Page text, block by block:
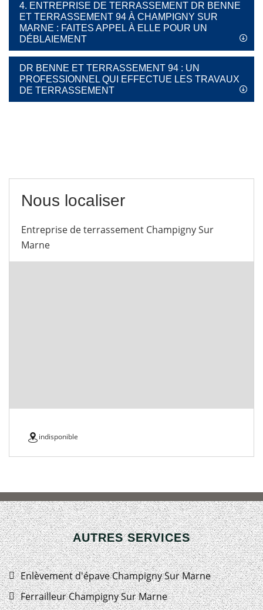
4. ENTREPRISE DE TERRASSEMENT DR BENNE
ET TERRASSEMENT 94 À CHAMPIGNY SUR
MARNE : FAITES APPEL À ELLE POUR UN
DÉBLAIEMENT
DR BENNE ET TERRASSEMENT 94 : UN
PROFESSIONNEL QUI EFFECTUE LES TRAVAUX
DE TERRASSEMENT
Nous localiser
Entreprise de terrassement Champigny Sur
Marne
indisponible
AUTRES SERVICES
Enlèvement d'épave Champigny Sur Marne
Ferrailleur Champigny Sur Marne